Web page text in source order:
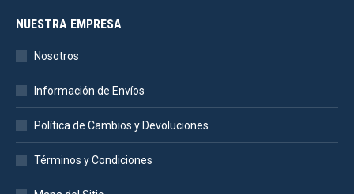
NUESTRA EMPRESA
Nosotros
Información de Envíos
Política de Cambios y Devoluciones
Términos y Condiciones